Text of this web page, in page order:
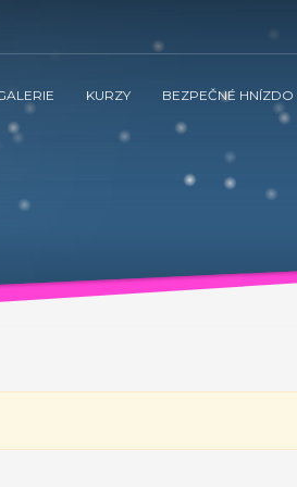
Kamarád Nenuda realizují v
rodinného zážitkového
v multisenzorické místnosti.
v letošním roce projekty Bezpečné
až ke komplexnímu poradenství,
své vlastní projekty. Plně se zapojí
KURZY BEZPEČNÉ HNÍZDO